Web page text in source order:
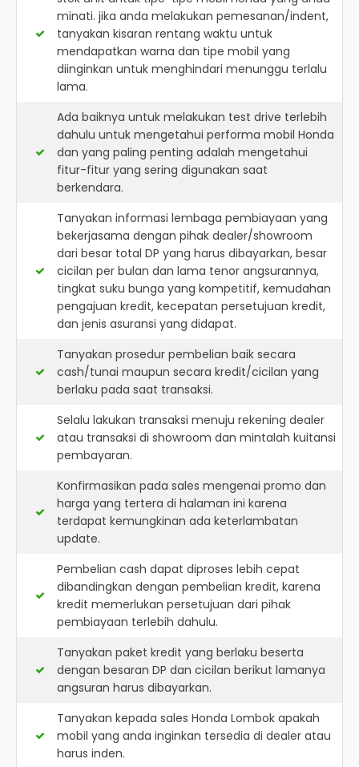
minati. jika anda melakukan pemesanan/indent,
tanyakan kisaran rentang waktu untuk
mendapatkan warna dan tipe mobil yang
diinginkan untuk menghindari menunggu terlalu
lama.
Ada baiknya untuk melakukan test drive terlebih
dahulu untuk mengetahui performa mobil Honda
dan yang paling penting adalah mengetahui
fitur-fitur yang sering digunakan saat
berkendara.
Tanyakan informasi lembaga pembiayaan yang
bekerjasama dengan pihak dealer/showroom
dari besar total DP yang harus dibayarkan, besar
cicilan per bulan dan lama tenor angsurannya,
tingkat suku bunga yang kompetitif, kemudahan
pengajuan kredit, kecepatan persetujuan kredit,
dan jenis asuransi yang didapat.
Tanyakan prosedur pembelian baik secara
cash/tunai maupun secara kredit/cicilan yang
berlaku pada saat transaksi.
Selalu lakukan transaksi menuju rekening dealer
atau transaksi di showroom dan mintalah kuitansi
pembayaran.
Konfirmasikan pada sales mengenai promo dan
harga yang tertera di halaman ini karena
terdapat kemungkinan ada keterlambatan
update.
Pembelian cash dapat diproses lebih cepat
dibandingkan dengan pembelian kredit, karena
kredit memerlukan persetujuan dari pihak
pembiayaan terlebih dahulu.
Tanyakan paket kredit yang berlaku beserta
dengan besaran DP dan cicilan berikut lamanya
angsuran harus dibayarkan.
Tanyakan kepada sales Honda Lombok apakah
mobil yang anda inginkan tersedia di dealer atau
harus inden.